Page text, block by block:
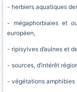
- herbiers aquatiques
- mégaphorbiaies et
européen,
- ripisylves d’aulnes et
- sources, d’intérêt
- végétations amphibies